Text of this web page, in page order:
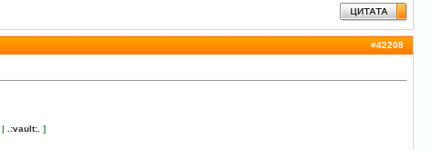
#42208
| .:vault:. ]